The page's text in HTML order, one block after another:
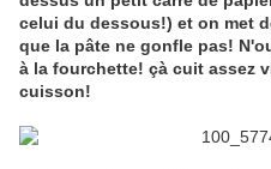
celui du dessous!) et on met
que la pâte ne gonfle pas!
à la fourchette! çà cuit assez
cuisson!